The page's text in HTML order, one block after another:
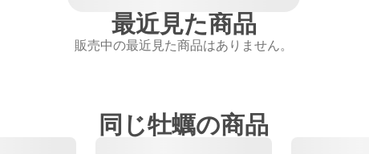
最近見た商品
販売中の最近見た商品はありません。
同じ牡蠣の商品